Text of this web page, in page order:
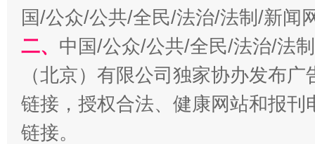
揭开“小金库”的免责幌子
国/公众/公共/全民/法治/法制/新闻
二、 中国/公众/公共/全民/法治/法
（北京）有限公司独家协办发布
链接，授权合法、健康网站和报
链接。